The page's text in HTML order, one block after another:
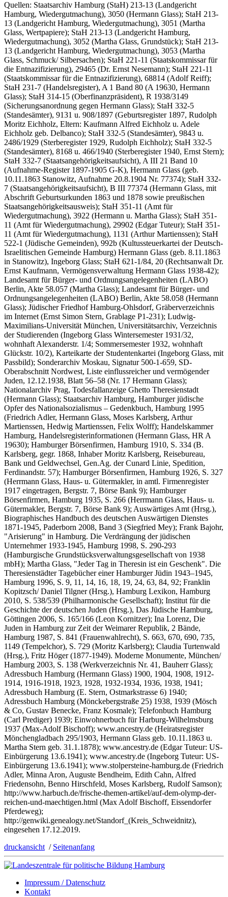
Quellen: Staatsarchiv Hamburg (StaH) 213-13 (Landgericht
Hamburg, Wiedergutmachung), 3050 (Hermann Glass); StaH 213-
13 (Landgericht Hamburg, Wiedergutmachung), 3051 (Martha
Glass, Wertpapiere); StaH 213-13 (Landgericht Hamburg,
Wiedergutmachung), 3052 (Martha Glass, Grundstück); StaH 213-
13 (Landgericht Hamburg, Wiedergutmachung), 3053 (Martha
Glass, Schmuck/ Silbersachen); StaH 221-11 (Staatskommissar für
die Entnazifizierung), 29465 (Dr. Ernst Nesemann); StaH 221-11
(Staatskommissar für die Entnazifizierung), 68814 (Adolf Reiff);
StaH 231-7 (Handelsregister), A 1 Band 80 (A 19630, Hermann
Glass); StaH 314-15 (Oberfinanzpräsident), R 1938/3149
(Sicherungsanordnung gegen Hermann Glass); StaH 332-5
(Standesämter), 9131 u. 908/1897 (Geburtsregister 1897, Rudolph
Moritz Eichholz, Eltern: Kaufmann Alfred Eichholz u. Adele
Eichholz geb. Delbanco); StaH 332-5 (Standesämter), 9843 u.
2486/1929 (Sterberegister 1929, Rudolph Eichholz); StaH 332-5
(Standesämter), 8168 u. 466/1940 (Sterberegister 1940, Ernst Stern);
StaH 332-7 (Staatsangehörigkeitsaufsicht), A III 21 Band 10
(Aufnahme-Register 1897-1905 G-K), Hermann Glass (geb.
10.11.1863 Stanowitz, Aufnahme 20.8.1904 Nr. 77374); StaH 332-
7 (Staatsangehörigkeitsaufsicht), B III 77374 (Hermann Glass, mit
Abschrift Geburtsurkunden 1863 und 1878 sowie preußischen
Staatsangehörigkeitsausweis); StaH 351-11 (Amt für
Wiedergutmachung), 3922 (Hermann u. Martha Glass); StaH 351-
11 (Amt für Wiedergutmachung), 29902 (Edgar Tuteur); StaH 351-
11 (Amt für Wiedergutmachung), 1131 (Arthur Martienssen); StaH
522-1 (Jüdische Gemeinden), 992b (Kultussteuerkartei der Deutsch-
Israelitischen Gemeinde Hamburg) Hermann Glass (geb. 8.11.1863
in Stanowitz), Ingeborg Glass; StaH 621-1/84, 20 (Rechtsanwalt Dr.
Ernst Kaufmann, Vermögensverwaltung Hermann Glass 1938-42);
Landesamt für Bürger- und Ordnungsangelegenheiten (LABO)
Berlin, Akte 58.057 (Martha Glass); Landesamt für Bürger- und
Ordnungsangelegenheiten (LABO) Berlin, Akte 58.058 (Hermann
Glass); Jüdischer Friedhof Hamburg-Ohlsdorf, Gräberverzeichnis
im Internet (Ernst Simon Stern, Grablage P1-231); Ludwig-
Maximilians-Universität München, Universitätsarchiv, Verzeichnis
der Studierenden (Ingeborg Glass Wintersemester 1931/32,
wohnhaft Alexanderstr. 1/4; Sommersemester 1932, wohnhaft
Glückstr. 10/2), Karteikarte der Studentenkartei (Ingeborg Glass, mit
Passbild); Sonderarchiv Moskau, Signatur 500-1-659, SD-
Oberabschnitt Nordwest, Liste einflussreicher und vermögender
Juden, 12.12.1938, Blatt 56–58 (Nr. 17 Hermann Glass);
Nationalarchiv Prag, Todesfallanzeige Ghetto Theresienstadt
(Hermann Glass); Staatsarchiv Hamburg, Hamburger jüdische
Opfer des Nationalsozialismus – Gedenkbuch, Hamburg 1995
(Friedrich Adler, Hermann Glass, Moses Karlsberg, Arthur
Martienssen, Hedwig Martienssen, Felix Wolff); Handelskammer
Hamburg, Handelsregisterinformationen (Hermann Glass, HR A
19630); Hamburger Börsenfirmen, Hamburg 1910, S. 334 (B.
Karlsberg, gegr. 1868, Inhaber Moritz Karlsberg, Reisebureau,
Bank und Geldwechsel, Gen.Ag. der Cunard Linie, Spedition,
Ferdinandstr. 57); Hamburger Börsenfirmen, Hamburg 1926, S. 327
(Herrmann Glass, Haus- u. Gütermakler, in amtl. Firmenregister
1917 eingetragen, Bergstr. 7, Börse Bank 9); Hamburger
Börsenfirmen, Hamburg 1935, S. 266 (Herrmann Glass, Haus- u.
Gütermakler, Bergstr. 7, Börse Bank 9); Auswärtiges Amt (Hrsg.),
Biographisches Handbuch des deutschen Auswärtigen Dienstes
1871-1945, Paderborn 2008, Band 3 (Siegfried Mey); Frank Bajohr,
"Arisierung" in Hamburg. Die Verdrängung der jüdischen
Unternehmer 1933-1945, Hamburg 1998, S. 290-293
(Hamburgische Grundstücksverwaltungsgesellschaft von 1938
mbH); Martha Glass, "Jeder Tag in Theresin ist ein Geschenk". Die
Theresienstädter Tagebücher einer Hamburger Jüdin 1943–1945,
Hamburg 1996, S. 9, 11, 14, 16, 18, 19, 24, 63, 84, 92; Franklin
Kopitzsch/ Daniel Tilgner (Hrsg.), Hamburg Lexikon, Hamburg
2010, S. 538/539 (Philharmonische Gesellschaft); Institut für die
Geschichte der deutschen Juden (Hrsg.), Das Jüdische Hamburg,
Göttingen 2006, S. 165/166 (Leon Kornitzer); Ina Lorenz, Die
Juden in Hamburg zur Zeit der Weimarer Republik, 2 Bände,
Hamburg 1987, S. 841 (Frauenwahlrecht), S. 663, 670, 690, 735,
1149 (Tempelchor), S. 729 (Moritz Karlsberg); Claudia Turtenwald
(Hrsg.), Fritz Höger (1877-1949). Moderne Monumente, München/
Hamburg 2003, S. 138 (Werkverzeichnis Nr. 41, Bauherr Glass);
Adressbuch Hamburg (Hermann Glass) 1900, 1904, 1908, 1912-
1914, 1916-1918, 1923, 1928, 1932-1934, 1936, 1938, 1941;
Adressbuch Hamburg (E. Stern, Ostmarkstrasse 6) 1940;
Adressbuch Hamburg (Mönckebergstraße 25) 1938, 1939 (Mösch
& Co, Gustav Benecke, Franz Kosmale); Telefonbuch Hamburg
(Carl Prediger) 1939; Einwohnerbuch für Harburg-Wilhelmsburg
1937 (Max-Adolf Bischoff); www.ancestry.de (Heiratsregister
Mönchengladbach 295/1903, Hermann Glass geb. 10.11.1863 u.
Martha Stern geb. 31.1.1878); www.ancestry.de (Edgar Tuteur: US-
Einbürgerung 13.6.1941); www.ancestry.de (Ingeborg Tuteur: US-
Einbürgerung 13.6.1941); www.stolpersteine-hamburg.de (Friedrich
Adler, Minna Aron, Auguste Bendheim, Edith Cahn, Alfred
Friedensohn, Benno Hirschfeld, Moses Karlsberg, Rudolf Samson);
http://www.harbuch.de/frische-themen-artikel/auf-dem-olymp-der-
reichen-und-maechtigen.html (Max Adolf Bischoff, Eissendorfer
Pferdeweg);
http://genwiki.genealogy.net/Standorf_(Kreis_Schweidnitz),
eingesehen 17.12.2019.
druckansicht / Seitenanfang
Impressum / Datenschutz
Kontakt